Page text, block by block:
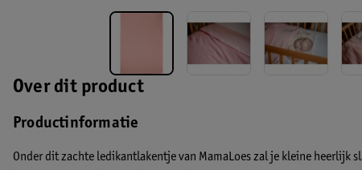
Over dit product
Productinformatie
Onder dit zachte ledikantlakentje van MamaLoes zal je kleine heerlijk